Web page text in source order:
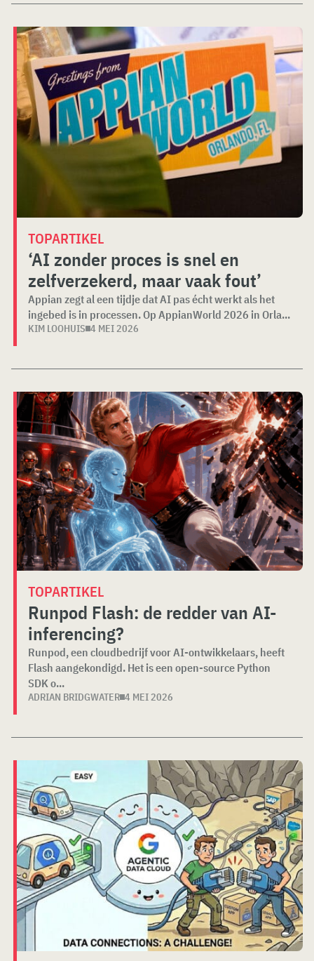
TOPARTIKEL
‘AI zonder proces is snel en
zelfverzekerd, maar vaak fout’
Appian zegt al een tijdje dat AI pas écht werkt als het
ingebed is in processen. Op AppianWorld 2026 in Orla...
KIM LOOHUIS 4 MEI 2026
TOPARTIKEL
Runpod Flash: de redder van AI-
inferencing?
Runpod, een cloudbedrijf voor AI-ontwikkelaars, heeft
Flash aangekondigd. Het is een open-source Python
SDK o...
ADRIAN BRIDGWATER 4 MEI 2026